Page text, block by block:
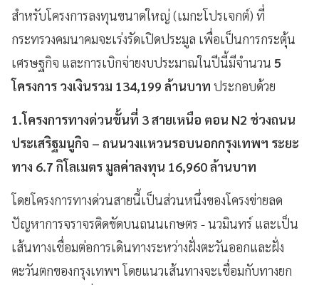
สำหรับโครงการลงทุนขนาดใหญ่ (เมกะโปรเจกต์) ที่
กระทรวงคมนาคมจะเร่งรัดเปิดประมูล เพื่อเป็นการกระตุ้น
เศรษฐกิจ และการเบิกจ่ายงบประมาณในปีนี้มีจำนวน 5
โครงการ วงเงินรวม 134,199 ล้านบาท ประกอบด้วย
1.โครงการทางด่วนขั้นที่ 3 สายเหนือ ตอน N2 ช่วงถนน
ประเสริฐมนูกิจ – ถนนวงแหวนรอบนอกกรุงเทพฯ ระยะ
ทาง 6.7 กิโลเมตร มูลค่าลงทุน 16,960 ล้านบาท
โดยโครงการทางด่วนสายนี้เป็นส่วนหนึ่งของโครงข่ายลด
ปัญหาการจราจรติดขัดบนถนนเกษตร - นวมินทร์ และเป็น
เส้นทางเชื่อมต่อการเดินทางระหว่างฝั่งตะวันออกและฝั่ง
ตะวันตกของกรุงเทพฯ โดยแนวเส้นทางจะเชื่อมกับทางยก